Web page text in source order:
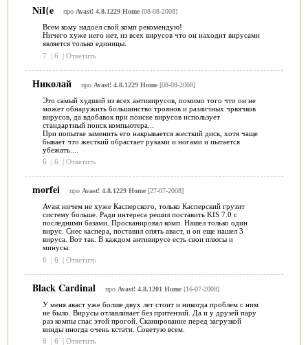
NiI{e про Avast! 4.8.1229 Home[08-08-2008]
Всем кому надоел свой комп рекомендую!
Ничего хуже него нет, из всех вирусов что он находит вирусами
является только единицы.
7
| 6 | Ответить
Николай про Avast! 4.8.1229 Home[08-08-2008]
Это самый худший из всех антивирусов, помимо того что он не
может обнаружить большинство троянов и различных чрвячков
вирусов, да вдобавок при поиске вирусов использует
стандартный поиск компьютера...
При попытке заменить его накрывается жесткий диск, хотя чаще
бывает что жесткий обрастает руками и ногами и пытается
убежать....
6
| 6 | Ответить
morfei про Avast! 4.8.1229 Home[27-07-2008]
Avast ничем не хуже Касперского, только Касперский грузит
систему больше. Ради интереса решил поставить KIS 7.0 с
последними базами. Просканировал комп. Нашел только один
вирус. Снес каспера, поставил опять аваст, и он еще нашел 3
вируса. Вот так. В каждом антивирусе есть свои плюсы и
минусы.
6
| 6 | Ответить
Black Cardinal про Avast! 4.8.1201 Home[16-07-2008]
У меня аваст уже болше двух лет стоит и никогда проблем с ним
не было. Вирусы отлавливает без притензий. Да и у друзей пару
раз компы спас этой прогой. Сканирование перед загрузкой
винды иногда очень кстати. Советую всем.
6
| 6 | Ответить